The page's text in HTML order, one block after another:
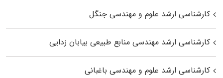
کارشناسی ارشد علوم و مهندسی جنگل
کارشناسی ارشد مهندسی منابع طبیعی بیابان زدایی
کارشناسی ارشد علوم و مهندسی باغبانی